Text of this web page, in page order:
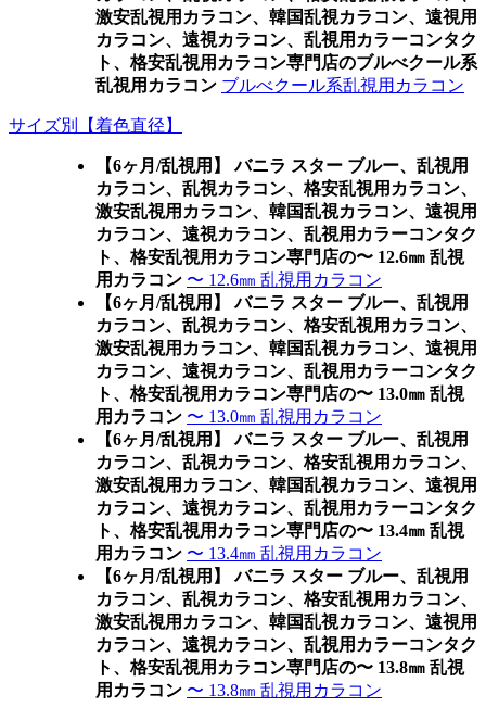
激安乱視用カラコン、韓国乱視カラコン、遠視用
カラコン、遠視カラコン、乱視用カラーコンタク
ト、格安乱視用カラコン専門店のブルべクール系
乱視用カラコン ブルべクール系乱視用カラコン
サイズ別【着色直径】
【6ヶ月/乱視用】 バニラ スター ブルー、乱視用
カラコン、乱視カラコン、格安乱視用カラコン、
激安乱視用カラコン、韓国乱視カラコン、遠視用
カラコン、遠視カラコン、乱視用カラーコンタク
ト、格安乱視用カラコン専門店の〜 12.6㎜ 乱視
用カラコン 〜 12.6㎜ 乱視用カラコン
【6ヶ月/乱視用】 バニラ スター ブルー、乱視用
カラコン、乱視カラコン、格安乱視用カラコン、
激安乱視用カラコン、韓国乱視カラコン、遠視用
カラコン、遠視カラコン、乱視用カラーコンタク
ト、格安乱視用カラコン専門店の〜 13.0㎜ 乱視
用カラコン 〜 13.0㎜ 乱視用カラコン
【6ヶ月/乱視用】 バニラ スター ブルー、乱視用
カラコン、乱視カラコン、格安乱視用カラコン、
激安乱視用カラコン、韓国乱視カラコン、遠視用
カラコン、遠視カラコン、乱視用カラーコンタク
ト、格安乱視用カラコン専門店の〜 13.4㎜ 乱視
用カラコン 〜 13.4㎜ 乱視用カラコン
【6ヶ月/乱視用】 バニラ スター ブルー、乱視用
カラコン、乱視カラコン、格安乱視用カラコン、
激安乱視用カラコン、韓国乱視カラコン、遠視用
カラコン、遠視カラコン、乱視用カラーコンタク
ト、格安乱視用カラコン専門店の〜 13.8㎜ 乱視
用カラコン 〜 13.8㎜ 乱視用カラコン